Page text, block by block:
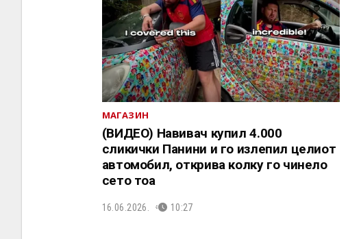
МАГАЗИН
(ВИДЕО) Навивач купил 4.000
сликички Панини и го излепил целиот
автомобил, открива колку го чинело
сето тоа
16.06.2026. 10:27